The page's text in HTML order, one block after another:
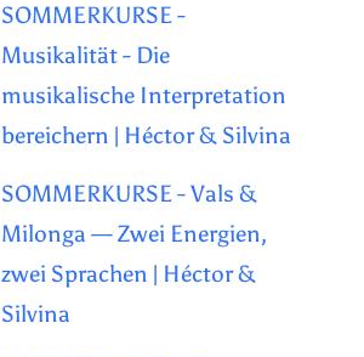
SOMMERKURSE -
Musikalität - Die
musikalische Interpretation
bereichern | Héctor & Silvina
SOMMERKURSE - Vals &
Milonga — Zwei Energien,
zwei Sprachen | Héctor &
Silvina